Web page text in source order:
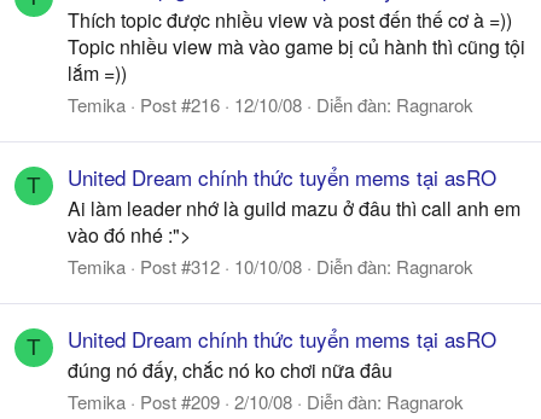
Thích topic được nhiều view và post đến thế cơ à =))
Topic nhiều view mà vào game bị củ hành thì cũng tội
lắm =))
Temika Post #216 12/10/08 Diễn đàn: Ragnarok
T United Dream chính thức tuyển mems tại asRO
Ai làm leader nhớ là guild mazu ở đâu thì call anh em
vào đó nhé :">
Temika Post #312 10/10/08 Diễn đàn: Ragnarok
T United Dream chính thức tuyển mems tại asRO
đúng nó đấy, chắc nó ko chơi nữa đâu
Temika Post #209 2/10/08 Diễn đàn: Ragnarok